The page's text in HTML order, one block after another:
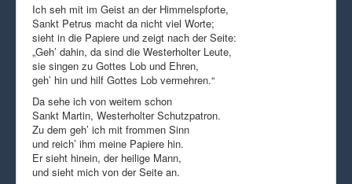
Ich seh mit im Geist an der Himmelspforte,
Sankt Petrus macht da nicht viel Worte;
sieht in die Papiere und zeigt nach der Seite:
„Geh’ dahin, da sind die Westerholter Leute,
sie singen zu Gottes Lob und Ehren,
geh’ hin und hilf Gottes Lob vermehren.“
Da sehe ich von weitem schon
Sankt Martin, Westerholter Schutzpatron.
Zu dem geh’ ich mit frommen Sinn
und reich’ ihm meine Papiere hin.
Er sieht hinein, der heilige Mann,
und sieht mich von der Seite an.